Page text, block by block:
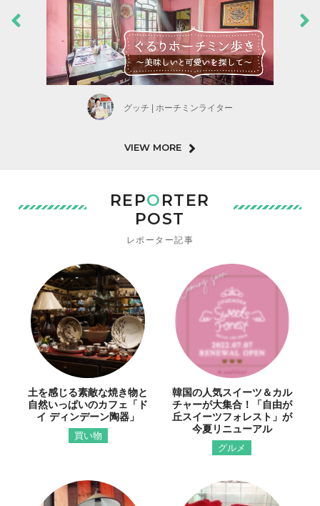
グッチ | ホーチミンライター
VIEW MORE
REPORTER
POST
レポーター記事
土を感じる素敵な焼き物と
自然いっぱいのカフェ「ド
イ ディンデーン陶器」
買い物
韓国の人気スイーツ＆カル
チャーが大集合！「自由が
丘スイーツフォレスト」が
今夏リニューアル
グルメ